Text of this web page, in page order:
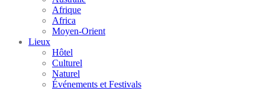
Afrique
Africa
Moyen-Orient
Lieux
Hôtel
Culturel
Naturel
Événements et Festivals